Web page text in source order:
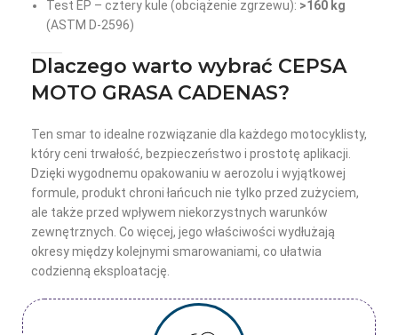
Test EP – cztery kule (obciążenie zgrzewu): >160 kg
(ASTM D-2596)
Dlaczego warto wybrać CEPSA
MOTO GRASA CADENAS?
Ten smar to idealne rozwiązanie dla każdego motocyklisty,
który ceni trwałość, bezpieczeństwo i prostotę aplikacji.
Dzięki wygodnemu opakowaniu w aerozolu i wyjątkowej
formule, produkt chroni łańcuch nie tylko przed zużyciem,
ale także przed wpływem niekorzystnych warunków
zewnętrznych. Co więcej, jego właściwości wydłużają
okresy między kolejnymi smarowaniami, co ułatwia
codzienną eksploatację.